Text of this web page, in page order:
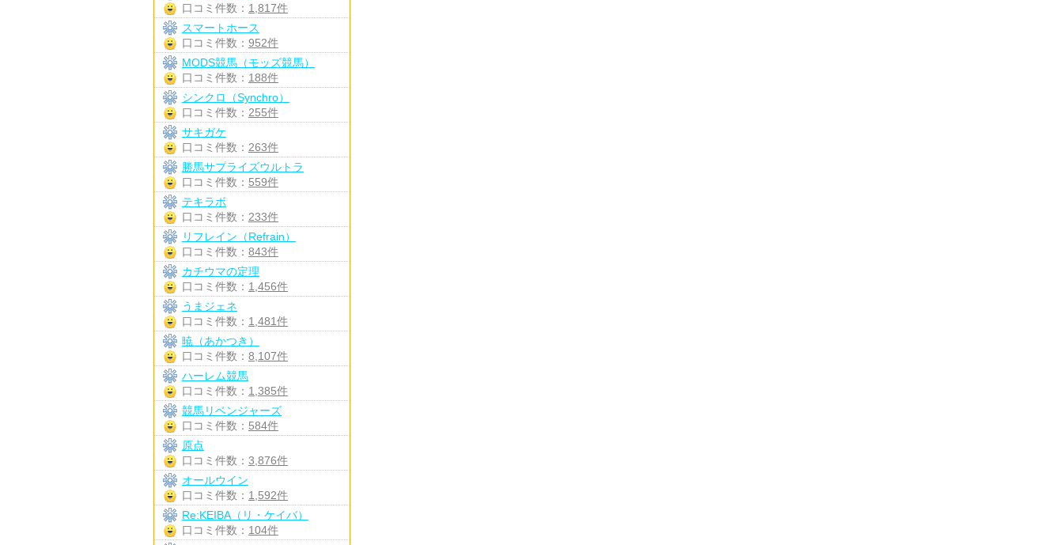
口コミ件数： 1,817件
スマートホース
口コミ件数： 952件
MODS競馬（モッズ競馬）
口コミ件数： 188件
シンクロ（Synchro）
口コミ件数： 255件
サキガケ
口コミ件数： 263件
勝馬サプライズウルトラ
口コミ件数： 559件
テキラボ
口コミ件数： 233件
リフレイン（Refrain）
口コミ件数： 843件
カチウマの定理
口コミ件数： 1,456件
うまジェネ
口コミ件数： 1,481件
暁（あかつき）
口コミ件数： 8,107件
ハーレム競馬
口コミ件数： 1,385件
競馬リベンジャーズ
口コミ件数： 584件
原点
口コミ件数： 3,876件
オールウイン
口コミ件数： 1,592件
Re:KEIBA（リ・ケイバ）
口コミ件数： 104件